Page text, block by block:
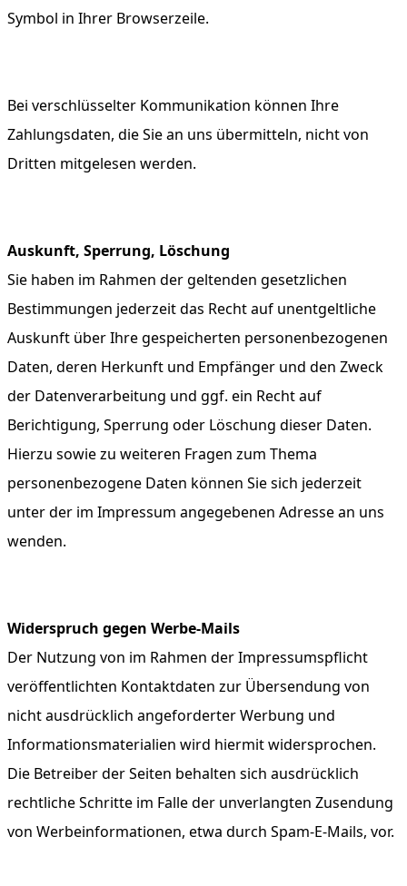
Symbol in Ihrer Browserzeile.
Bei verschlüsselter Kommunikation können Ihre
Zahlungsdaten, die Sie an uns übermitteln, nicht von
Dritten mitgelesen werden.
Auskunft, Sperrung, Löschung
Sie haben im Rahmen der geltenden gesetzlichen
Bestimmungen jederzeit das Recht auf unentgeltliche
Auskunft über Ihre gespeicherten personenbezogenen
Daten, deren Herkunft und Empfänger und den Zweck
der Datenverarbeitung und ggf. ein Recht auf
Berichtigung, Sperrung oder Löschung dieser Daten.
Hierzu sowie zu weiteren Fragen zum Thema
personenbezogene Daten können Sie sich jederzeit
unter der im Impressum angegebenen Adresse an uns
wenden.
Widerspruch gegen Werbe-Mails
Der Nutzung von im Rahmen der Impressumspflicht
veröffentlichten Kontaktdaten zur Übersendung von
nicht ausdrücklich angeforderter Werbung und
Informationsmaterialien wird hiermit widersprochen.
Die Betreiber der Seiten behalten sich ausdrücklich
rechtliche Schritte im Falle der unverlangten Zusendung
von Werbeinformationen, etwa durch Spam-E-Mails, vor.